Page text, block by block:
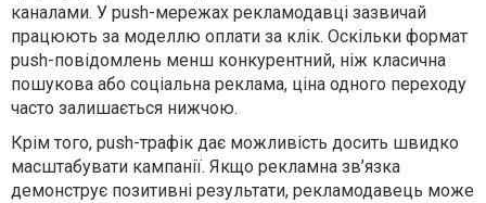
каналами. У push-мережах рекламодавці зазвичай
працюють за моделлю оплати за клік. Оскільки формат
push-повідомлень менш конкурентний, ніж класична
пошукова або соціальна реклама, ціна одного переходу
часто залишається нижчою.
Крім того, push-трафік дає можливість досить швидко
масштабувати кампанії. Якщо рекламна зв’язка
демонструє позитивні результати, рекламодавець може